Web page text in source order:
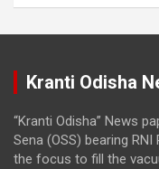
Kranti Odisha
“Kranti Odisha” News
Sena (OSS) bearing
the focus to fill the